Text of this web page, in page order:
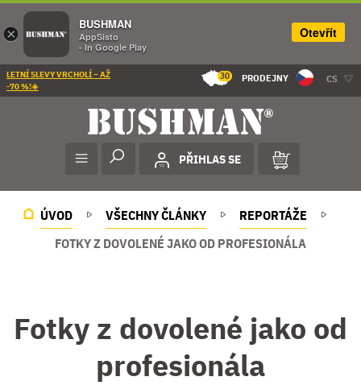
LETNÍ SLEVY VRCHOLÍ – AŽ
-70 %!☀️
30 PRODEJNY CS
PŘIHLAS SE
ÚVOD VŠECHNY ČLÁNKY
REPORTÁŽE
FOTKY Z DOVOLENÉ JAKO OD PROFESIONÁLA
Fotky z dovolené jako od
profesionála
×
BUSHMAN
AppSisto
- In Google Play
Otevřít